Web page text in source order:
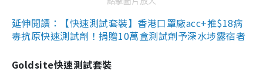
延伸閱讀：【快速測試套裝】香港口罩廠acc+推$18病
毒抗原快速測試劑！捐贈10萬盒測試劑予深水埗露宿者
Goldsite快速測試套裝